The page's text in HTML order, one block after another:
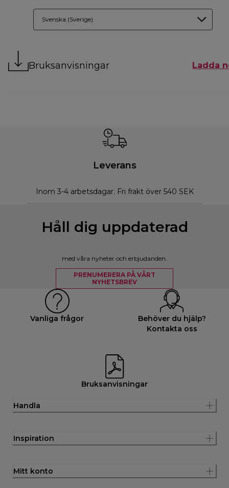
Svenska (Sverige)
Bruksanvisningar Ladda
Leverans
Inom 3-4 arbetsdagar. Fri frakt över 540 SEK
Håll dig uppdaterad
med våra nyheter och erbjudanden.
PRENUMERERA PÅ VÅRT
NYHETSBREV
Vanliga frågor
Behöver du hjälp?
Kontakta oss
Bruksanvisningar
Handla
Inspiration
Mitt konto